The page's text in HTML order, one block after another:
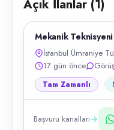
Açık İlanlar (1)
Mekanik Teknisyeni
İstanbul Ümraniye
17 gün önce
Tam Zamanlı
Başvuru kanalları